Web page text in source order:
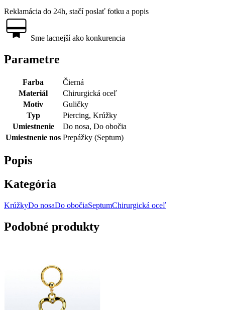
Reklamácia do 24h, stačí poslať fotku a popis
Sme lacnejší ako konkurencia
Parametre
Farba
Čierná
Materiál
Chirurgická oceľ
Motiv
Guličky
Typ
Piercing, Krúžky
Umiestnenie
Do nosa, Do obočia
Umiestnenie nos Prepážky (Septum)
Popis
Kategória
KrúžkyDo nosaDo obočiaSeptumChirurgická oceľ
Podobné produkty